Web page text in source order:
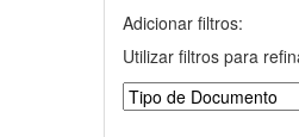
Adicionar filtros:
Utilizar filtros para